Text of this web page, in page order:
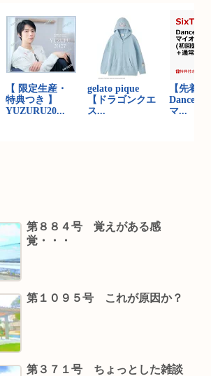
第８８４号 覚えがある感
覚・・・
第１０９５号 これが原因か？
第３７１号 ちょっとした雑談